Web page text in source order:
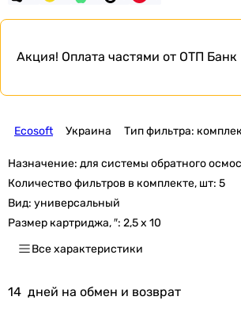
Акция! Оплата частями от ОТП Банк
Ecosoft Украина Тип фильтра:
Назначение: для системы обратного
Количество фильтров в комплекте, шт: 5
Вид: универсальный
Размер картриджа, ″: 2,5 x 10
Все характеристики
14 дней на обмен и возврат